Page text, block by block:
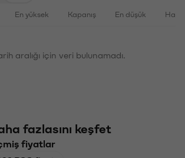
En yüksek Kapanış En düşük
aralığı için veri bulunamadı.
fazlasını keşfet
fiyatlar